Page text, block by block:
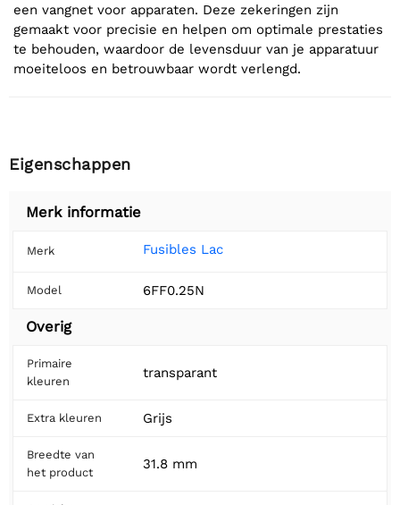
een vangnet voor apparaten. Deze zekeringen zijn
gemaakt voor precisie en helpen om optimale prestaties
te behouden, waardoor de levensduur van je apparatuur
moeiteloos en betrouwbaar wordt verlengd.
Eigenschappen
Merk informatie
Merk Fusibles Lac
Model 6FF0.25N
Overig
Primaire
kleuren
transparant
Extra kleuren Grijs
Breedte van
het product
31.8 mm